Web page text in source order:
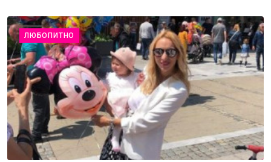
ЛЮБОПИТНО